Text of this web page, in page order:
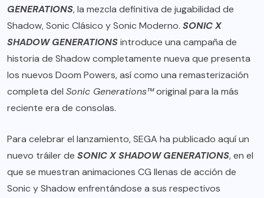
GENERATIONS, la mezcla definitiva de jugabilidad de
Shadow, Sonic Clásico y Sonic Moderno. SONIC X
SHADOW GENERATIONSintroduce una campaña de
historia de Shadow completamente nueva que presenta
los nuevos Doom Powers, así como una remasterización
completa del Sonic Generations™original para la más
reciente era de consolas.
Para celebrar el lanzamiento, SEGA ha publicado aquí un
nuevo tráiler de SONIC X SHADOW GENERATIONS, en el
que se muestran animaciones CG llenas de acción de
Sonic y Shadow enfrentándose a sus respectivos